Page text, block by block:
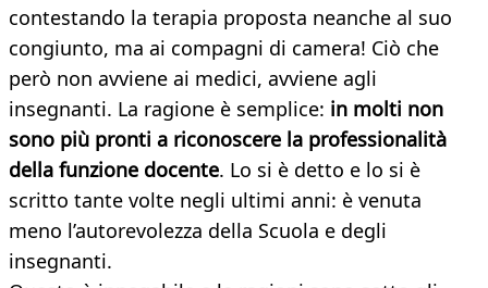
contestando la terapia proposta neanche al suo
congiunto, ma ai compagni di camera! Ciò che
però non avviene ai medici, avviene agli
insegnanti. La ragione è semplice: in molti non
sono più pronti a riconoscere la professionalità
della funzione docente. Lo si è detto e lo si è
scritto tante volte negli ultimi anni: è venuta
meno l’autorevolezza della Scuola e degli
insegnanti.